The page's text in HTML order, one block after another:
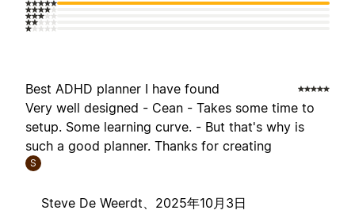
Best ADHD planner I have found
Very well designed - Cean - Takes some time to
setup. Some learning curve. - But that's why is
such a good planner. Thanks for creating
S
Steve De Weerdt、 2025年10月3日